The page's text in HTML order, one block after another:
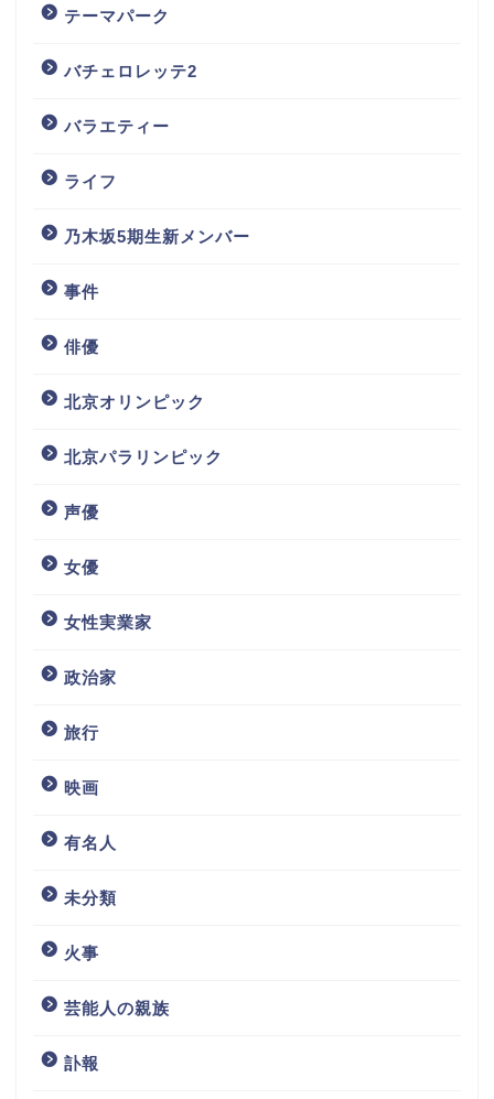
テーマパーク
バチェロレッテ2
バラエティー
ライフ
乃木坂5期生新メンバー
事件
俳優
北京オリンピック
北京パラリンピック
声優
女優
女性実業家
政治家
旅行
映画
有名人
未分類
火事
芸能人の親族
訃報